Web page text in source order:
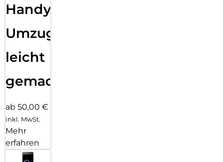
Handy
Umzug
leicht
gemacht!
ab 50,00 €
inkl. MwSt.
Mehr
erfahren